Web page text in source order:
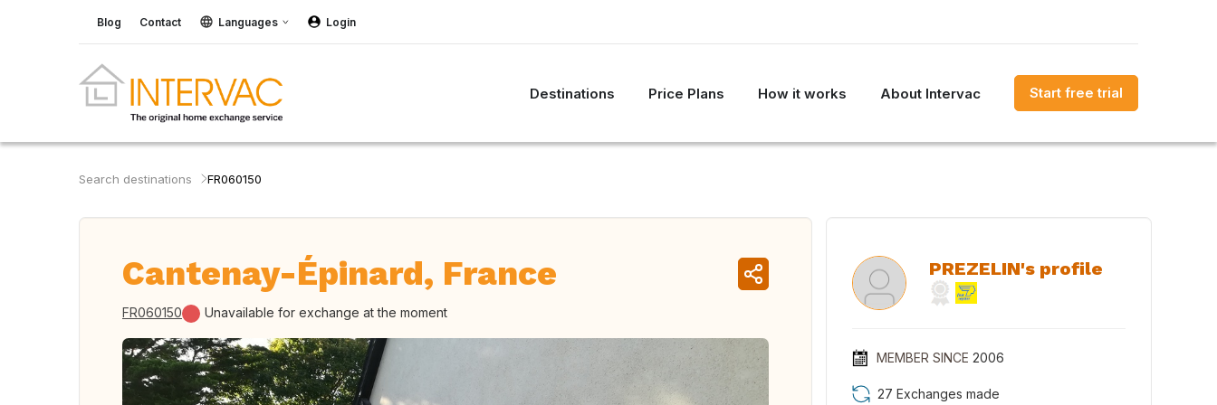
Blog Contact Languages Login
Destinations Price Plans How it works About Intervac Start free trial
Search destinations FR060150
Cantenay-Épinard, France
FR060150 Unavailable for exchange at the moment
PREZELIN's profile
MEMBER SINCE 2006
27 Exchanges made